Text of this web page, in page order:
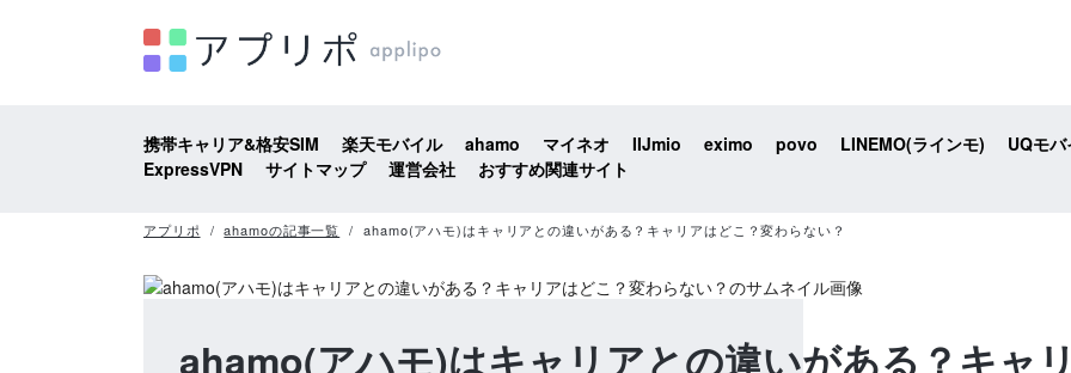
携帯キャリア&格安SIM 楽天モバイル ahamo マイネオ IIJmio eximo povo LINEMO(ラインモ) UQモ
ExpressVPN
サイトマップ 運営会社 おすすめ関連サイト
アプリポ ahamoの記事一覧 ahamo(アハモ)はキャリアとの違いがある？キャリアはどこ？変わらない？
ahamo(アハモ)はキャリアとの違いがある？キャ